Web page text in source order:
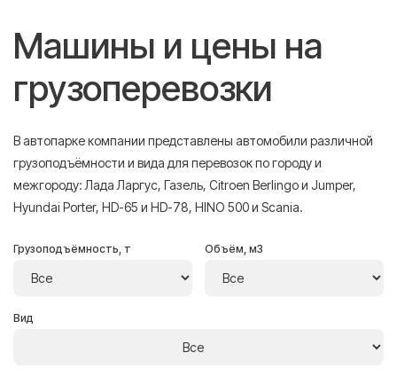
Машины и цены на
грузоперевозки
В автопарке компании представлены автомобили различной
грузоподъёмности и вида для перевозок по городу и
межгороду: Лада Ларгус, Газель, Citroen Berlingo и Jumper,
Hyundai Porter, HD-65 и HD-78, HINO 500 и Scania.
Грузоподъёмность, т Объём, м3
Вид